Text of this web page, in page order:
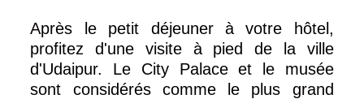
Après le petit déjeuner à votre hôtel,
profitez d'une visite à pied de la ville
d'Udaipur. Le City Palace et le musée
sont considérés comme le plus grand